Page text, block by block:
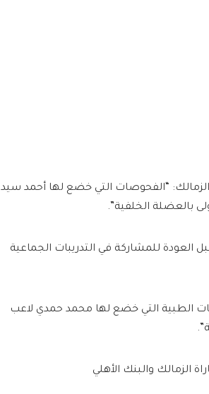
الزمالك: “الفحوصات التي خضع لها أحمد سيد
بالعضلة الخلفية”.
العودة للمشاركة في التدريبات الجماعية
الطبية التي خضع لها محمد حمدي لاعب
والبنك الأهلي